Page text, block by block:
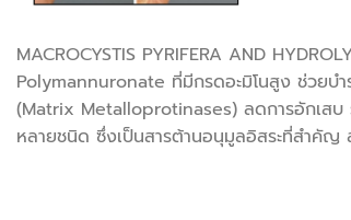
MACROCYSTIS PYRIFERA AND
Polymannuronate ที่มีกรดอะมิโนสูง ช่วยบำ
(Matrix Metalloprotinases) ลดการอักเสบ
หลายชนิด ซึ่งเป็นสารต้านอนุมูลอิสระที่สำคัญ